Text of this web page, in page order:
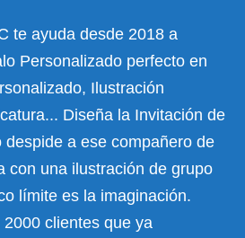
te ayuda desde 2018 a
Personalizado perfecto en
Ilustración
Diseña la Invitación de
despide a ese compañero de
con una ilustración de grupo
límite es la imaginación.
clientes que ya